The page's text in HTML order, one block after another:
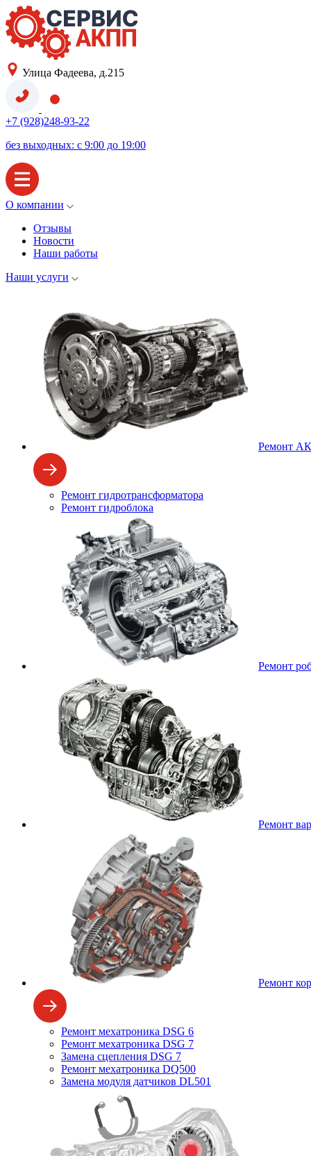
Улица Фадеева, д.215
+7 (928)248-93-22
без выходных: с 9:00 до 19:00
О компании
Отзывы
Новости
Наши работы
Наши услуги
Ремонт
Ремонт гидротрансформатора
Ремонт гидроблока
Ремонт
Ремонт
Ремонт
Ремонт мехатроника DSG 6
Ремонт мехатроника DSG 7
Замена сцепления DSG 7
Ремонт мехатроника DQ500
Замена модуля датчиков DL501